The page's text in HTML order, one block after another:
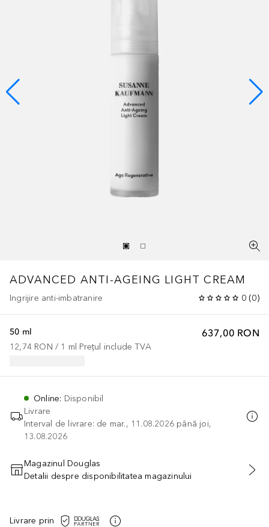
ADVANCED ANTI-AGEING LIGHT CREAM
Ingrijire anti-imbatranire 0 (0)
637,00 RON
50 ml
12,74 RON / 1 ml Prețul include TVA
Online: Disponibil
Livrare
Interval de livrare: de mar., 11.08.2026 până joi,
13.08.2026
ADĂUGAȚI ÎN COŞ
Magazinul Douglas
Detalii despre disponibilitatea magazinului
Livrare prin